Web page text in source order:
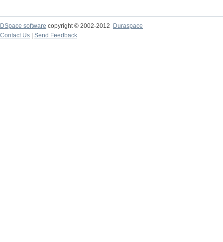
DSpace software copyright © 2002-2012
Duraspace
Contact Us
Send Feedback